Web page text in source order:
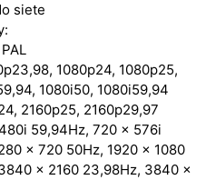
siete
1080p24, 1080p25,
1080i50, 1080i59,94
2160p25, 2160p29,97
59,94Hz, 720 x 576i
x 720 50Hz, 1920 x 1080
x 2160 23,98Hz, 3840 x